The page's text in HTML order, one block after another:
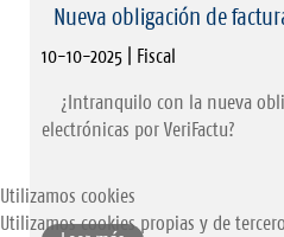
Nueva obligación de
10-10-2025 | Fiscal
¿Intranquilo con la nueva
electrónicas por VeriFactu?
Utilizamos cookies
Utilizamos cookies propias y de